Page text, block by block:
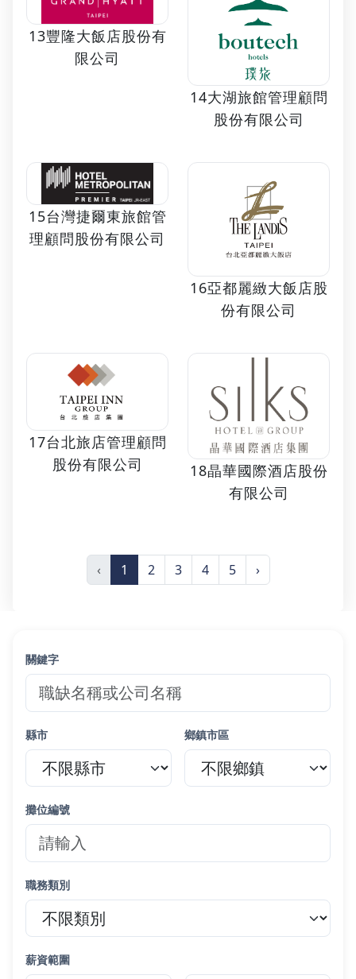
13豐隆大飯店股份有
限公司
14大湖旅館管理顧問
股份有限公司
15台灣捷爾東旅館管
理顧問股份有限公司
16亞都麗緻大飯店股
份有限公司
17台北旅店管理顧問
股份有限公司
18晶華國際酒店股份
有限公司
‹ 1 2 3 4 5 ›
關鍵字
縣市 鄉鎮市區
攤位編號
職務類別
薪資範圍